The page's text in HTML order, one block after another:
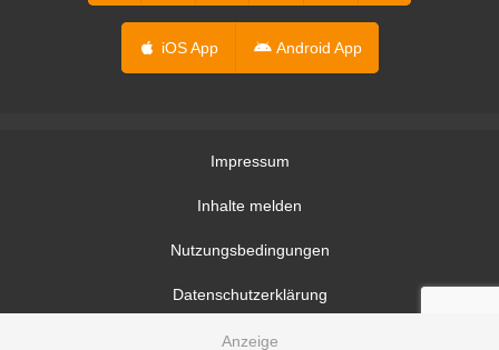
iOS App Android App
Impressum
Inhalte melden
Nutzungsbedingungen
Datenschutzerklärung
Datenschutzeinstellungen